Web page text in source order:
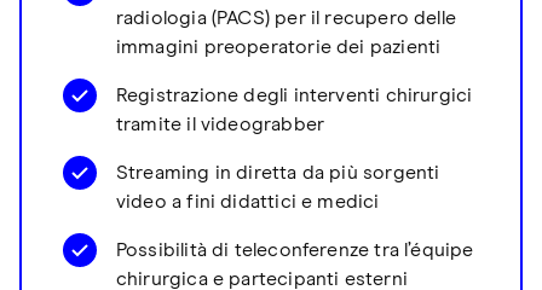
radiologia (PACS) per il recupero delle
immagini preoperatorie dei pazienti
Registrazione degli interventi chirurgici
tramite il videograbber
Streaming in diretta da più sorgenti
video a fini didattici e medici
Possibilità di teleconferenze tra l’équipe
chirurgica e partecipanti esterni